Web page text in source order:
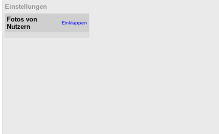
Einstellungen
Fotos von
Nutzern
Einklappen